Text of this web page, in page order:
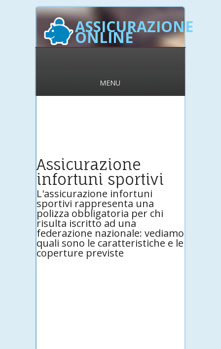
ASSICURAZIONE
ONLINE
MENU
Assicurazione
infortuni sportivi
L'assicurazione infortuni
sportivi rappresenta una
polizza obbligatoria per chi
risulta iscritto ad una
federazione nazionale: vediamo
quali sono le caratteristiche e le
coperture previste